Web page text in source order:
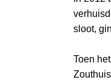
sloot,
Toen